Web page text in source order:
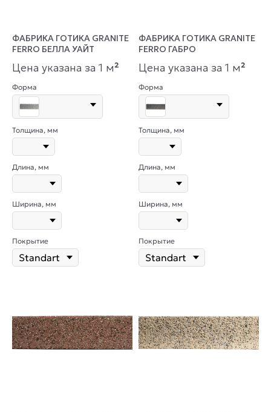
ФАБРИКА ГОТИКА GRANITE
FERRO БЕЛЛА УАЙТ
Цена указана за 1 м²
Форма
Толщина, мм
Длина, мм
Ширина, мм
Покрытие
ФАБРИКА ГОТИКА GRANITE
FERRO ГАБРО
Цена указана за 1 м²
Форма
Толщина, мм
Длина, мм
Ширина, мм
Покрытие